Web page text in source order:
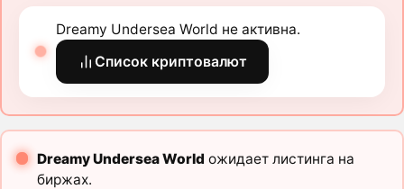
Dreamy Undersea World не активна.
Список криптовалют
Dreamy Undersea World ожидает листинга на
биржах.